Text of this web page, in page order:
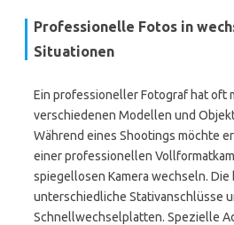
Professionelle Fotos in
Situationen
Ein professioneller Fotograf hat oft
verschiedenen Modellen und
Während eines Shootings möchte
einer professionellen
spiegellosen Kamera wechseln.
unterschiedliche Stativanschlüsse
Schnellwechselplatten. Spezielle